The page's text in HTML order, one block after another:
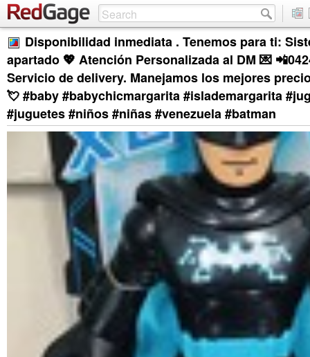
Disponibilidad inmediata . Tenemos para ti:
apartado 💖 Atención Personalizada al DM 💌
Servicio de delivery. Manejamos los mejores
💘 #baby #babychicmargarita #islademargarita
#juguetes #niños #niñas #venezuela #batman